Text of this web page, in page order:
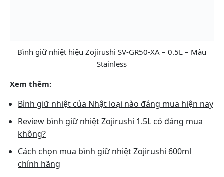
Bình giữ nhiệt hiệu Zojirushi SV-GR50-XA – 0.5L – Màu
Stainless
Xem thêm:
Bình giữ nhiệt của Nhật loại nào đáng mua hiện nay
Review bình giữ nhiệt Zojirushi 1.5L có đáng mua
không?
Cách chọn mua bình giữ nhiệt Zojirushi 600ml
chính hãng